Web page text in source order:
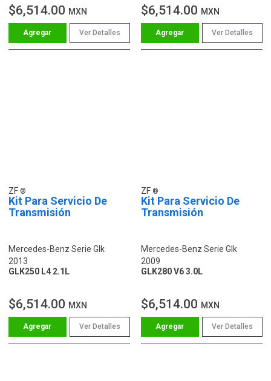
$6,514.00 MXN
Ver Detalles
$6,514.00 MXN
Ver Detalles
ZF
Kit Para Servicio De
Transmisión
Mercedes-Benz Serie Glk
2013
GLK250 L4 2.1L
$6,514.00 MXN
Ver Detalles
ZF
Kit Para Servicio De
Transmisión
Mercedes-Benz Serie Glk
2009
GLK280 V6 3.0L
$6,514.00 MXN
Ver Detalles